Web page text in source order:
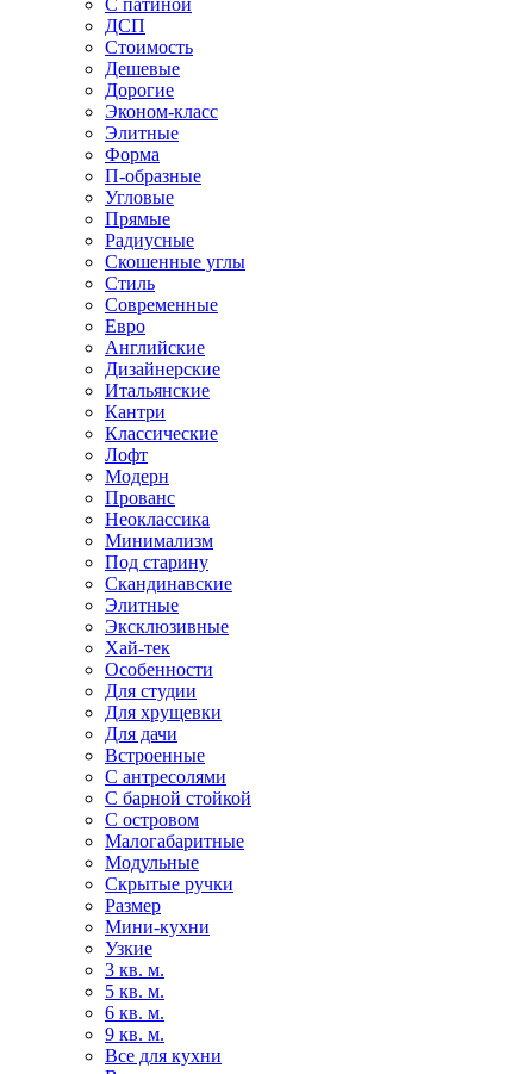
ДСП
Стоимость
Дешевые
Дорогие
Эконом-класс
Элитные
Форма
П-образные
Угловые
Прямые
Радиусные
Скошенные углы
Стиль
Современные
Евро
Английские
Дизайнерские
Итальянские
Кантри
Классические
Лофт
Модерн
Прованс
Неоклассика
Минимализм
Под старину
Скандинавские
Элитные
Эксклюзивные
Хай-тек
Особенности
Для студии
Для хрущевки
Для дачи
Встроенные
С антресолями
С барной стойкой
С островом
Малогабаритные
Модульные
Скрытые ручки
Размер
Мини-кухни
Узкие
3 кв. м.
5 кв. м.
6 кв. м.
9 кв. м.
Все для кухни